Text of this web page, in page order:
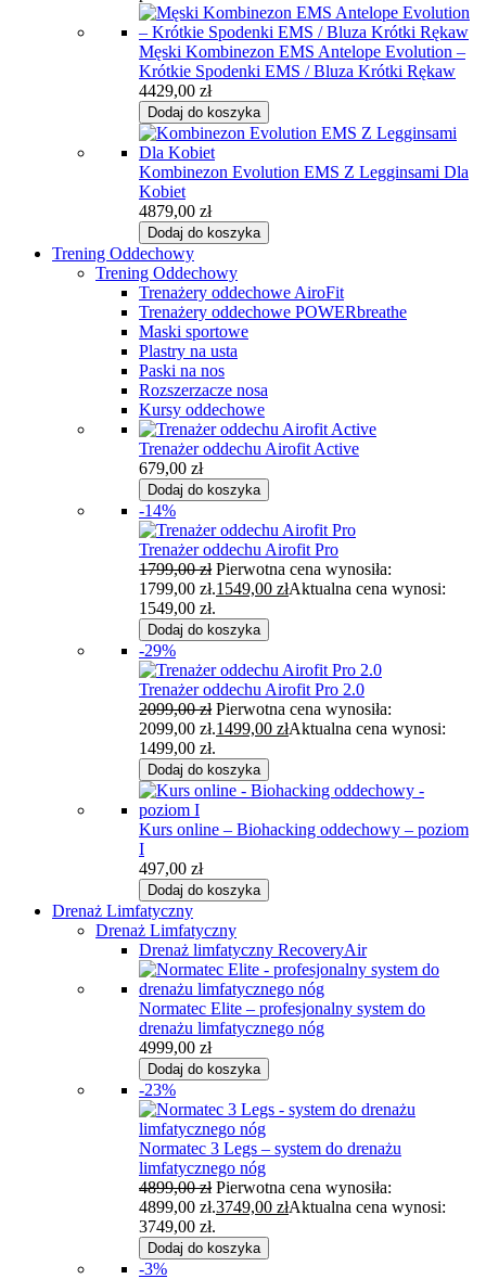
Męski Kombinezon EMS Antelope Evolution –
Krótkie Spodenki EMS / Bluza Krótki Rękaw
4429,00 zł
Dodaj do koszyka
Kombinezon Evolution EMS Z Legginsami Dla
Kobiet
4879,00 zł
Dodaj do koszyka
Trening Oddechowy
Trening Oddechowy
Trenażery oddechowe AiroFit
Trenażery oddechowe POWERbreathe
Maski sportowe
Plastry na usta
Paski na nos
Rozszerzacze nosa
Kursy oddechowe
Trenażer oddechu Airofit Active
679,00 zł
Dodaj do koszyka
-14%
Trenażer oddechu Airofit Pro
1799,00zł Pierwotna cena wynosiła:
1799,00 zł.1549,00 złAktualna cena wynosi:
1549,00 zł.
Dodaj do koszyka
-29%
Trenażer oddechu Airofit Pro 2.0
2099,00zł Pierwotna cena wynosiła:
2099,00 zł.1499,00 złAktualna cena wynosi:
1499,00 zł.
Dodaj do koszyka
Kurs online – Biohacking oddechowy – poziom
I
497,00 zł
Dodaj do koszyka
Drenaż Limfatyczny
Drenaż Limfatyczny
Drenaż limfatyczny RecoveryAir
Normatec Elite – profesjonalny system do
drenażu limfatycznego nóg
4999,00 zł
Dodaj do koszyka
-23%
Normatec 3 Legs – system do drenażu
limfatycznego nóg
4899,00zł Pierwotna cena wynosiła:
4899,00 zł.3749,00 złAktualna cena wynosi:
3749,00 zł.
Dodaj do koszyka
-3%